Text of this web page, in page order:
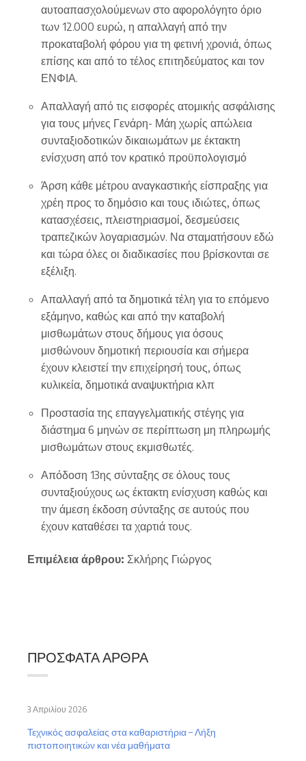
αυτοαπασχολούμενων στο αφορολόγητο όριο
των 12.000 ευρώ, η απαλλαγή από την
προκαταβολή φόρου για τη φετινή χρονιά, όπως
επίσης και από το τέλος επιτηδεύματος και τον
ΕΝΦΙΑ.
Απαλλαγή από τις εισφορές ατομικής ασφάλισης
για τους μήνες Γενάρη- Μάη χωρίς απώλεια
συνταξιοδοτικών δικαιωμάτων με έκτακτη
ενίσχυση από τον κρατικό προϋπολογισμό
Άρση κάθε μέτρου αναγκαστικής είσπραξης για
χρέη προς το δημόσιο και τους ιδιώτες, όπως
κατασχέσεις, πλειστηριασμοί, δεσμεύσεις
τραπεζικών λογαριασμών. Να σταματήσουν εδώ
και τώρα όλες οι διαδικασίες που βρίσκονται σε
εξέλιξη.
Απαλλαγή από τα δημοτικά τέλη για το επόμενο
εξάμηνο, καθώς και από την καταβολή
μισθωμάτων στους δήμους για όσους
μισθώνουν δημοτική περιουσία και σήμερα
έχουν κλειστεί την επιχείρησή τους, όπως
κυλικεία, δημοτικά αναψυκτήρια κλπ
Προστασία της επαγγελματικής στέγης για
διάστημα 6 μηνών σε περίπτωση μη πληρωμής
μισθωμάτων στους εκμισθωτές.
Απόδοση 13ης σύνταξης σε όλους τους
συνταξιούχους ως έκτακτη ενίσχυση καθώς και
την άμεση έκδοση σύνταξης σε αυτούς που
έχουν καταθέσει τα χαρτιά τους.
Επιμέλεια άρθρου: Σκλήρης Γιώργος
ΠΡΌΣΦΑΤΑ ΆΡΘΡΑ
Τεχνικός ασφαλείας στα καθαριστήρια – Λήξη
πιστοποιητικών και νέα μαθήματα
3 Απριλίου 2026